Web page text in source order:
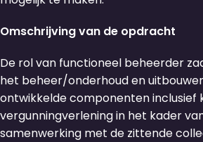
Omschrijving van de opdracht
De rol van functioneel beheerder
het beheer/onderhoud en
ontwikkelde componenten inclusief
vergunningverlening in het kader
samenwerking met de zittende